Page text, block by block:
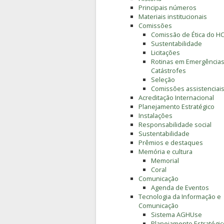
Principais números
Materiais institucionais
Comissões
Comissão de Ética do
Sustentabilidade
Licitações
Rotinas em
Catástrofes
Seleção
Comissões assistenciais
Acreditação Internacional
Planejamento Estratégico
Instalações
Responsabilidade social
Sustentabilidade
Prêmios e destaques
Memória e cultura
Memorial
Coral
Comunicação
Agenda de Eventos
Tecnologia da Informação e
Comunicação
Sistema AGHUse